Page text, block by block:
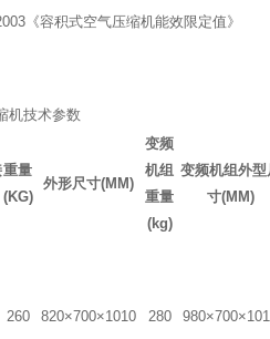
《容积式空气压缩机能效限定值》
机技术参数
重量
(KG)
外形尺寸(MM)
变频
机组
重量
(kg)
变频机组外型
寸(MM)
260 820×700×1010 280